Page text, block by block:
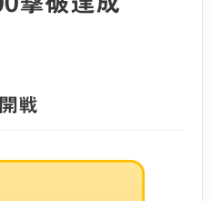
戦